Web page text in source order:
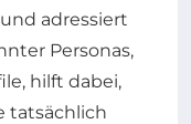
adressiert
Personas,
hilft dabei,
tatsächlich